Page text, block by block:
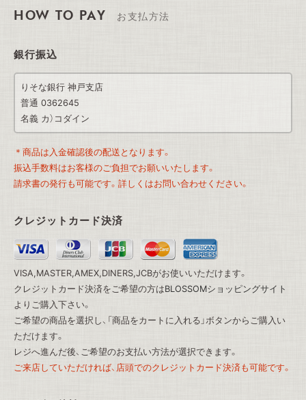
HOW TO PAY お支払方法
銀行振込
りそな銀行 神戸支店
普通 0362645
名義 カ）コダイン
＊商品は入金確認後の配送となります。
振込手数料はお客様のご負担でお願いいたします。
請求書の発行も可能です。詳しくはお問い合わせください。
クレジットカード決済
VISA,MASTER,AMEX,DINERS,JCBがお使いいただけます。
クレジットカード決済をご希望の方はBLOSSOMショッピングサイト
よりご購入下さい。
ご希望の商品を選択し、「商品をカートに入れる」ボタンからご購入い
ただけます。
レジへ進んだ後、ご希望のお支払い方法が選択できます。
ご来店していただければ、店頭でのクレジットカード決済も可能です。